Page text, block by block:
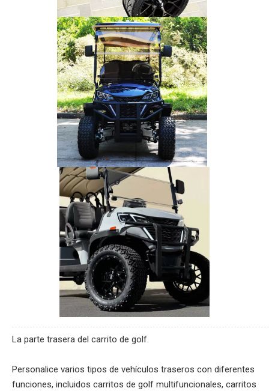
La parte trasera del carrito de golf.
Personalice varios tipos de vehículos traseros con diferentes
funciones, incluidos carritos de golf multifuncionales, carritos